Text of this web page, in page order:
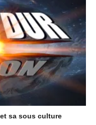
sa sous culture